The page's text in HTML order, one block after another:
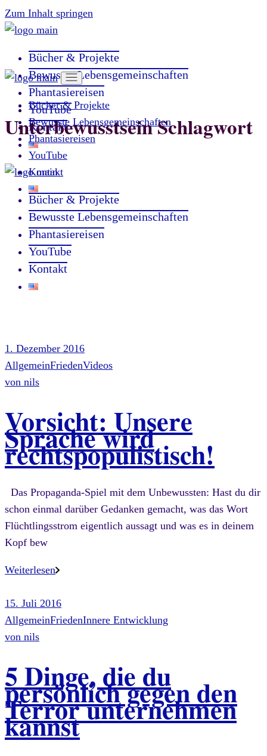
Zum Inhalt springen
Bücher & Projekte
Bewusste Lebensgemeinschaften
Phantasiereisen
YouTube
Kontakt
Bücher & Projekte
Bewusste Lebensgemeinschaften
Phantasiereisen
YouTube
Kontakt
Bücher & Projekte
Bewusste Lebensgemeinschaften
Phantasiereisen
YouTube
Kontakt
Unterbewusstsein Schlagwort
1. Dezember 2016
AllgemeinFriedenVideos
von nils
Vorsicht: Unsere
Sprache wird
rechtspopulistisch!
Das Propaganda-Spiel mit dem Unbewussten: Hast du dir
schon einmal darüber Gedanken gemacht, was das Wort
Flüchtlingsstrom eigentlich aussagt und was es in deinem
Kopf bew
Weiterlesen
15. Juli 2016
AllgemeinFriedenInnere Entwicklung
von nils
5 Dinge, die du
persönlich gegen den
Terror unternehmen
kannst